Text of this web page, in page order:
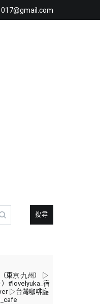
東京·九州）
▷
）#lovelyuka_宿
▷台灣咖啡廳